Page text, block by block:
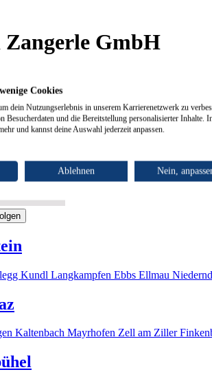
Zangerle GmbH
Ebbs, Österreich
Kundl Langkampfen Ebbs Ellmau
Kaltenbach Mayrhofen Zell am Ziller
Cookies
dein Nutzungserlebnis in unserem Karrierenetzwerk zu
Besucherdaten und die Bereitstellung personalisierter Inhalte.
und kannst deine Auswahl jederzeit anpassen.
Ablehnen Nein,